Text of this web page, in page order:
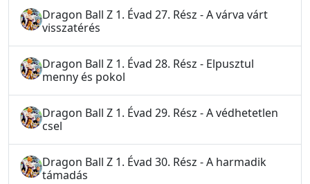
Dragon Ball Z 1. Évad 27. Rész - A várva várt
visszatérés
Dragon Ball Z 1. Évad 28. Rész - Elpusztul
menny és pokol
Dragon Ball Z 1. Évad 29. Rész - A védhetetlen
csel
Dragon Ball Z 1. Évad 30. Rész - A harmadik
támadás